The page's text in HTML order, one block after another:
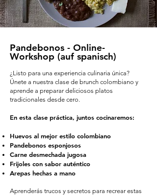
Pandebonos - Online-
Workshop (auf spanisch)
¿Listo para una experiencia culinaria única?
Únete a nuestra clase de brunch colombiano y
aprende a preparar deliciosos platos
tradicionales desde cero.
En esta clase práctica, juntos cocinaremos:
Huevos al mejor estilo colombiano
Pandebonos esponjosos
Carne desmechada jugosa
Frijoles con sabor auténtico
Arepas hechas a mano
Aprenderás trucos y secretos para recrear estas